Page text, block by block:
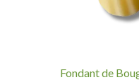
Fondant de